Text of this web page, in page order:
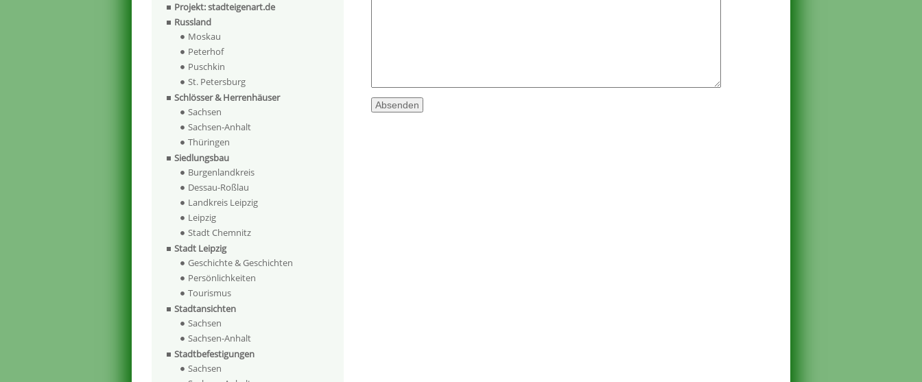
Projekt: stadteigenart.de
Russland
Moskau
Peterhof
Puschkin
St. Petersburg
Schlösser & Herrenhäuser
Sachsen
Sachsen-Anhalt
Thüringen
Siedlungsbau
Burgenlandkreis
Dessau-Roßlau
Landkreis Leipzig
Leipzig
Stadt Chemnitz
Stadt Leipzig
Geschichte & Geschichten
Persönlichkeiten
Tourismus
Stadtansichten
Sachsen
Sachsen-Anhalt
Stadtbefestigungen
Sachsen